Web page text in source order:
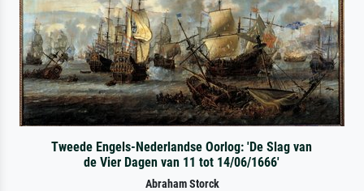
Tweede Engels-Nederlandse Oorlog: 'De Slag van
de Vier Dagen van 11 tot 14/06/1666'
Abraham Storck